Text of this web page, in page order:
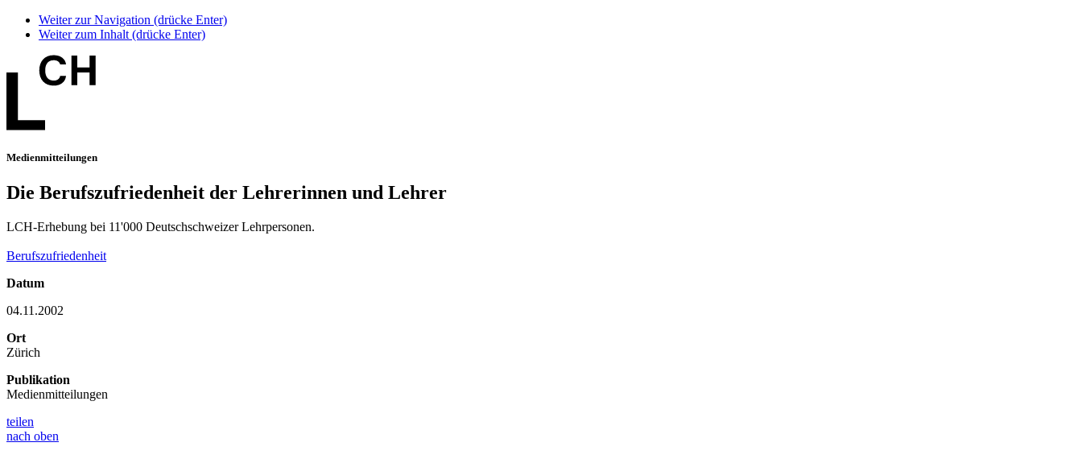
Weiter zur Navigation (drücke Enter)
Weiter zum Inhalt (drücke Enter)
Medienmitteilungen
Die Berufszufriedenheit der Lehrerinnen und Lehrer
LCH-Erhebung bei 11'000 Deutschschweizer Lehrpersonen.
Berufszufriedenheit
Datum
04.11.2002
Ort
Zürich
Publikation
Medienmitteilungen
teilen
nach oben